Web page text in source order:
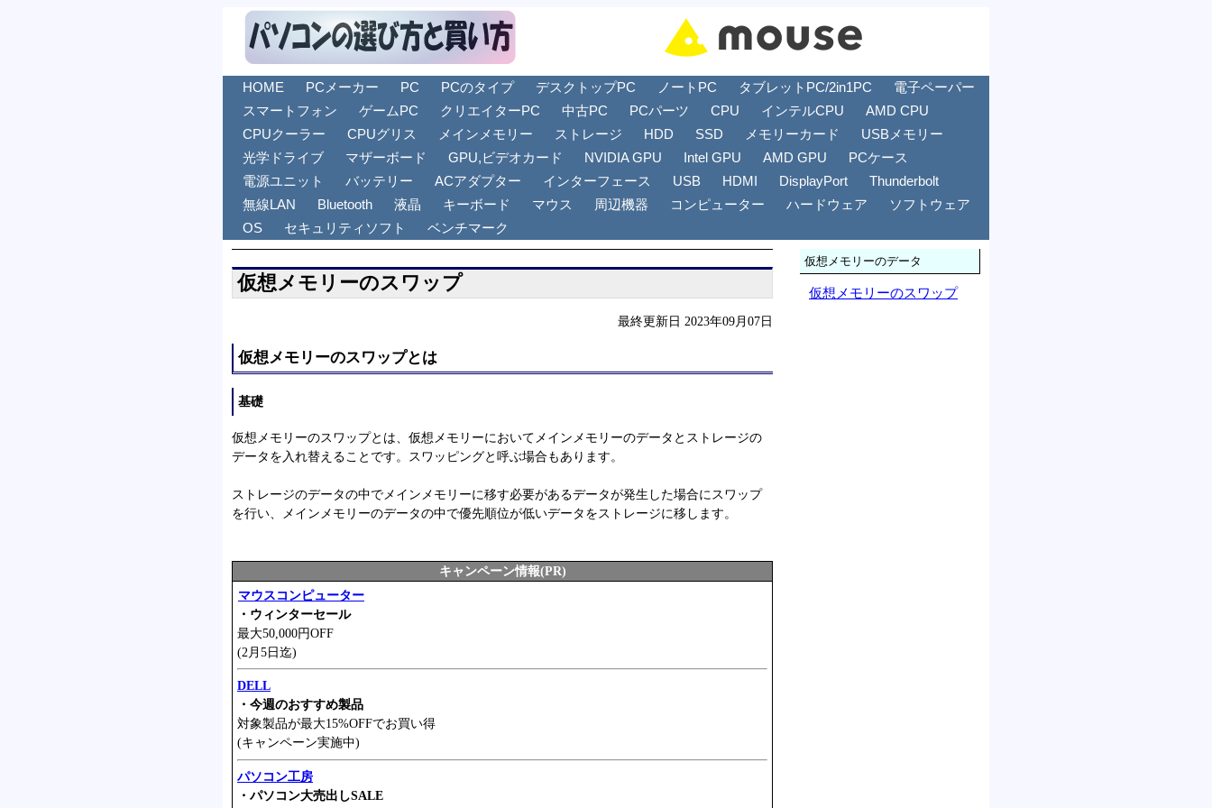
HOME PCメーカー PC PCのタイプ デスクトップPC ノートPC タブレットPC/2in1PC
電子ペーパー
スマートフォン
ゲームPC クリエイターPC 中古PC PCパーツ CPU インテルCPU
AMD CPU
CPUクーラー
CPUグリス メインメモリー ストレージ HDD SSD メモリーカード
USBメモリー
光学ドライブ
マザーボード GPU,ビデオカード NVIDIA GPU Intel GPU AMD GPU
PCケース
電源ユニット
バッテリー ACアダプター インターフェース USB HDMI DisplayPort
Thunderbolt
無線LAN
Bluetooth 液晶 キーボード マウス 周辺機器 コンピューター ハードウェア
ソフトウェア
OS
セキュリティソフト ベンチマーク
仮想メモリーのスワップ
最終更新日 2023年09月07日
仮想メモリーのスワップとは
基礎
仮想メモリーのスワップとは、仮想メモリーにおいてメインメモリーのデータとストレージの
データを入れ替えることです。スワッピングと呼ぶ場合もあります。
ストレージのデータの中でメインメモリーに移す必要があるデータが発生した場合にスワップ
を行い、メインメモリーのデータの中で優先順位が低いデータをストレージに移します。
キャンペーン情報(PR)
マウスコンピューター
・ウィンターセール
最大50,000円OFF
(2月5日迄)
DELL
・今週のおすすめ製品
対象製品が最大15%OFFでお買い得
(キャンペーン実施中)
パソコン工房
・パソコン大売出しSALE
仮想メモリーのデータ
仮想メモリーのスワップ